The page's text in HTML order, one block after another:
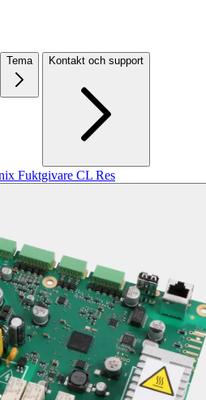
Tema Kontakt och support
Fuktgivare CL Res